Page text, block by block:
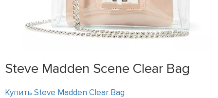
Steve Madden Scene Clear Bag
Купить Steve Madden Clear Bag